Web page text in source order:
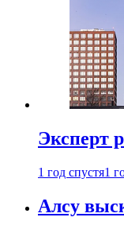
Эксперт
1 год спустя1
Алсу